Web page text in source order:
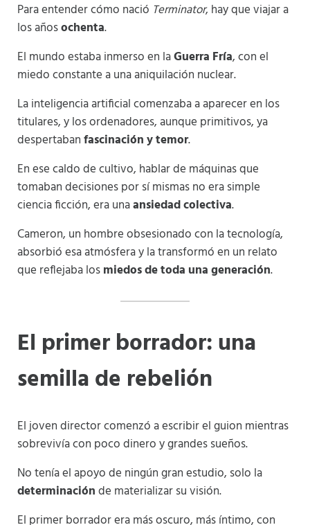
Para entender cómo nació Terminator, hay que viajar a
los añosochenta.
El mundo estaba inmerso en laGuerra Fría, con el
miedo constante a una aniquilación nuclear.
La inteligencia artificial comenzaba a aparecer en los
titulares, y los ordenadores, aunque primitivos, ya
despertabanfascinación y temor.
En ese caldo de cultivo, hablar de máquinas que
tomaban decisiones por sí mismas no era simple
ciencia ficción, era unaansiedad colectiva.
Cameron, un hombre obsesionado con la tecnología,
absorbió esa atmósfera y la transformó en un relato
que reflejaba losmiedos de toda una generación.
El primer borrador: una
semilla de rebelión
El joven director comenzó a escribir el guion mientras
sobrevivía con poco dinero y grandes sueños.
No tenía el apoyo de ningún gran estudio, solo la
determinaciónde materializar su visión.
El primer borrador era más oscuro, más íntimo, con